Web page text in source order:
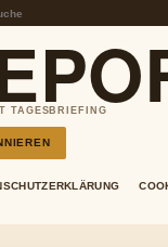
TAGESBRIEFING